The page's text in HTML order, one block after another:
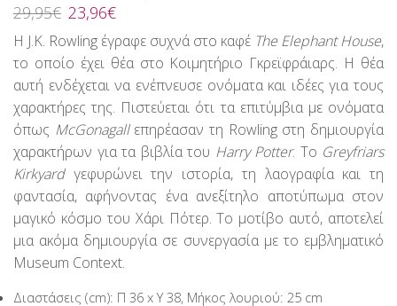
29,95€ Original
price
was:
29,95€.
23,96€Η
τιμή
είναι:
23,96€.
Η J.K. Rowling έγραφε συχνά στο καφέ The Elephant House,
το οποίο έχει θέα στο Κοιμητήριο Γκρεϊφράιαρς. Η θέα
αυτή ενδέχεται να ενέπνευσε ονόματα και ιδέες για τους
χαρακτήρες της. Πιστεύεται ότι τα επιτύμβια με ονόματα
όπως McGonagallεπηρέασαν τη Rowling στη δημιουργία
χαρακτήρων για τα βιβλία του Harry Potter. Το Greyfriars
Kirkyardγεφυρώνει την ιστορία, τη λαογραφία και τη
φαντασία, αφήνοντας ένα ανεξίτηλο αποτύπωμα στον
μαγικό κόσμο του Χάρι Πότερ. Το μοτίβο αυτό, αποτελεί
μια ακόμα δημιουργία σε συνεργασία με το εμβληματικό
Museum Context.
Διαστάσεις (cm): Π 36 x Υ 38, Μήκος λουριού: 25 cm